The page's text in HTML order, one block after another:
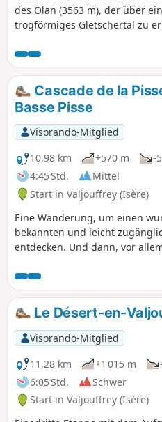
des Olan (3563 m), der über
trogförmiges Gletschertal zu
de la Pisse vorbei, dann betritt
von Gletschern tief
man die einzige Berghütte des
Man steht vor dem Olan mit
hohen senkrechten Wand, aber
300 m zu erklimmen, um den
mit seinen Aussichtspunkten
Cascade de la
Basse Pisse
Visorando-Mitglied
10,98 km
+570 m
-
4:45 Std.
Mittel
Start in Valjouffrey (Isère)
Eine Wanderung, um einen
bekannten und leicht
entdecken. Und dann, vor
eher unberührt ist.
Le Désert-en-
Visorando-Mitglied
11,28 km
+1 015 m
6:05 Std.
Schwer
Start in Valjouffrey (Isère)